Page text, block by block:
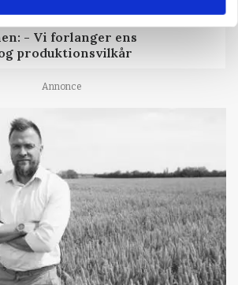
- Vi forlanger ens
produktionsvilkår
Annonce